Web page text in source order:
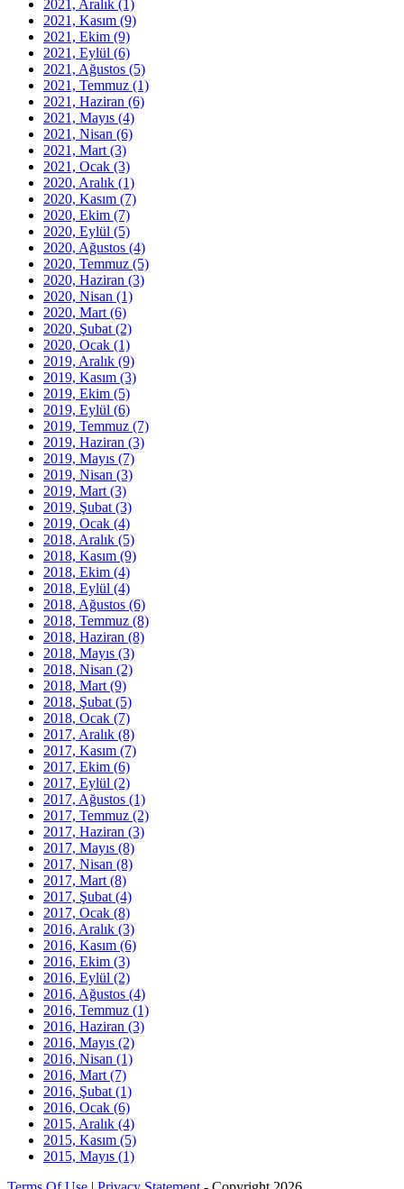
2021, Aralık (1)
2021, Kasım (9)
2021, Ekim (9)
2021, Eylül (6)
2021, Ağustos (5)
2021, Temmuz (1)
2021, Haziran (6)
2021, Mayıs (4)
2021, Nisan (6)
2021, Mart (3)
2021, Ocak (3)
2020, Aralık (1)
2020, Kasım (7)
2020, Ekim (7)
2020, Eylül (5)
2020, Ağustos (4)
2020, Temmuz (5)
2020, Haziran (3)
2020, Nisan (1)
2020, Mart (6)
2020, Şubat (2)
2020, Ocak (1)
2019, Aralık (9)
2019, Kasım (3)
2019, Ekim (5)
2019, Eylül (6)
2019, Temmuz (7)
2019, Haziran (3)
2019, Mayıs (7)
2019, Nisan (3)
2019, Mart (3)
2019, Şubat (3)
2019, Ocak (4)
2018, Aralık (5)
2018, Kasım (9)
2018, Ekim (4)
2018, Eylül (4)
2018, Ağustos (6)
2018, Temmuz (8)
2018, Haziran (8)
2018, Mayıs (3)
2018, Nisan (2)
2018, Mart (9)
2018, Şubat (5)
2018, Ocak (7)
2017, Aralık (8)
2017, Kasım (7)
2017, Ekim (6)
2017, Eylül (2)
2017, Ağustos (1)
2017, Temmuz (2)
2017, Haziran (3)
2017, Mayıs (8)
2017, Nisan (8)
2017, Mart (8)
2017, Şubat (4)
2017, Ocak (8)
2016, Aralık (3)
2016, Kasım (6)
2016, Ekim (3)
2016, Eylül (2)
2016, Ağustos (4)
2016, Temmuz (1)
2016, Haziran (3)
2016, Mayıs (2)
2016, Nisan (1)
2016, Mart (7)
2016, Şubat (1)
2016, Ocak (6)
2015, Aralık (4)
2015, Kasım (5)
2015, Mayıs (1)